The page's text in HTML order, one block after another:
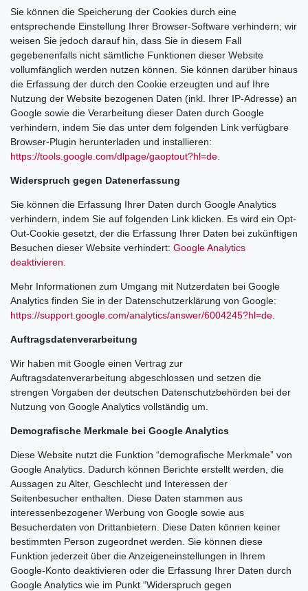
Sie können die Speicherung der Cookies durch eine
entsprechende Einstellung Ihrer Browser-Software verhindern; wir
weisen Sie jedoch darauf hin, dass Sie in diesem Fall
gegebenenfalls nicht sämtliche Funktionen dieser Website
vollumfänglich werden nutzen können. Sie können darüber hinaus
die Erfassung der durch den Cookie erzeugten und auf Ihre
Nutzung der Website bezogenen Daten (inkl. Ihrer IP-Adresse) an
Google sowie die Verarbeitung dieser Daten durch Google
verhindern, indem Sie das unter dem folgenden Link verfügbare
Browser-Plugin herunterladen und installieren:
https://tools.google.com/dlpage/gaoptout?hl=de
Widerspruch gegen Datenerfassung
Sie können die Erfassung Ihrer Daten durch Google Analytics
verhindern, indem Sie auf folgenden Link klicken. Es wird ein Opt-
Out-Cookie gesetzt, der die Erfassung Ihrer Daten bei zukünftigen
Besuchen dieser Website verhindert: Google Analytics
deaktivieren
Mehr Informationen zum Umgang mit Nutzerdaten bei Google
Analytics finden Sie in der Datenschutzerklärung von Google:
https://support.google.com/analytics/answer/6004245?hl=de
Auftragsdatenverarbeitung
Wir haben mit Google einen Vertrag zur
Auftragsdatenverarbeitung abgeschlossen und setzen die
strengen Vorgaben der deutschen Datenschutzbehörden bei der
Nutzung von Google Analytics vollständig um.
Demografische Merkmale bei Google Analytics
Diese Website nutzt die Funktion “demografische Merkmale” von
Google Analytics. Dadurch können Berichte erstellt werden, die
Aussagen zu Alter, Geschlecht und Interessen der
Seitenbesucher enthalten. Diese Daten stammen aus
interessenbezogener Werbung von Google sowie aus
Besucherdaten von Drittanbietern. Diese Daten können keiner
bestimmten Person zugeordnet werden. Sie können diese
Funktion jederzeit über die Anzeigeneinstellungen in Ihrem
Google-Konto deaktivieren oder die Erfassung Ihrer Daten durch
Google Analytics wie im Punkt “Widerspruch gegen